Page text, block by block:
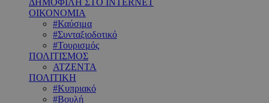
ΔΗΜΟΦΙΛΗ ΣΤΟ INTERNET
ΟΙΚΟΝΟΜΙΑ
#Καύσιμα
#Συνταξιοδοτικό
#Τουρισμός
ΠΟΛΙΤΙΣΜΟΣ
ΑΤΖΕΝΤΑ
ΠΟΛΙΤΙΚΗ
#Κυπριακό
#Βουλή